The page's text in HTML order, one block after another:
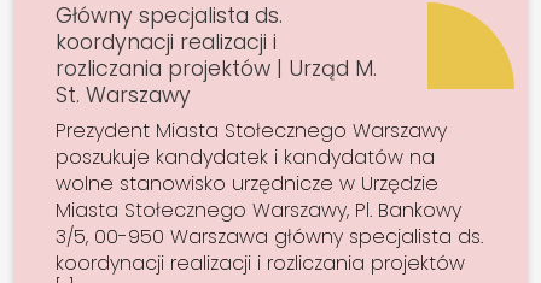
Główny specjalista ds.
koordynacji realizacji i
rozliczania projektów | Urząd M.
St. Warszawy
Prezydent Miasta Stołecznego Warszawy
poszukuje kandydatek i kandydatów na
wolne stanowisko urzędnicze w Urzędzie
Miasta Stołecznego Warszawy, Pl. Bankowy
3/5, 00-950 Warszawa główny specjalista ds.
koordynacji realizacji i rozliczania projektów